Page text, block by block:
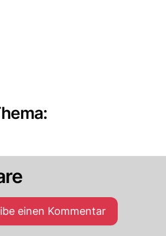
einen Kommentar